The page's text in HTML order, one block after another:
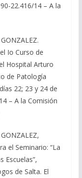
22.416/14 – A la
Io Curso de
Hospital Arturo
de Patología
22; 23 y 24 de
– A la Comisión
el Seminario: “La
Escuelas”,
de Salta. El